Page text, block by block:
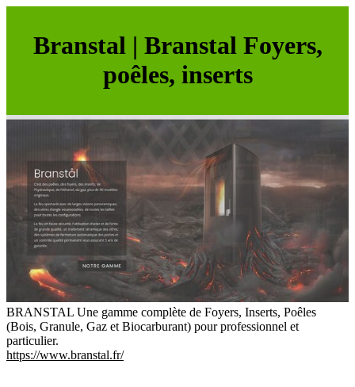
Branstal | Branstal Foyers,
poêles, inserts
BRANSTAL Une gamme complète de Foyers, Inserts, Poêles
(Bois, Granule, Gaz et Biocarburant) pour professionnel et
particulier.
https://www.branstal.fr/